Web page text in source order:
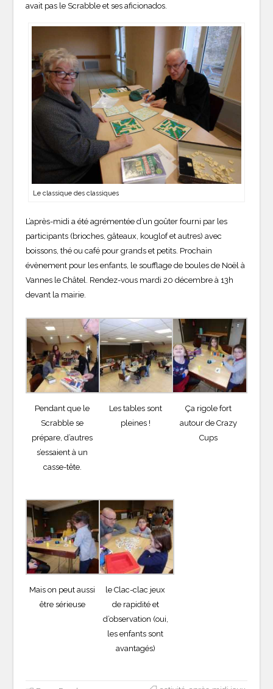
avait pas le Scrabble et ses aficionados.
Le classique des classiques
L’après-midi a été agrémentée d’un goûter fourni par les
participants (brioches, gâteaux, kouglof et autres) avec
boissons, thé ou café pour grands et petits. Prochain
évènement pour les enfants, le soufflage de boules de Noël à
Vannes le Châtel. Rendez-vous mardi 20 décembre à 13h
devant la mairie.
Pendant que le
Scrabble se
prépare, d’autres
s’essaient à un
casse-tête.
Les tables sont
pleines !
Ça rigole fort
autour de Crazy
Cups
Mais on peut aussi
être sérieuse
le Clac-clac jeux
de rapidité et
d’observation (oui,
les enfants sont
avantagés)